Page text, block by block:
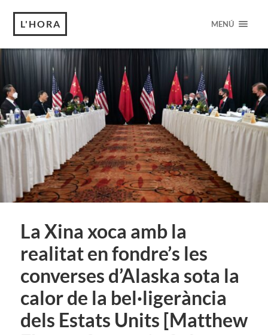
L'HORA MENÚ
La Xina xoca amb la
realitat en fondre’s les
converses d’Alaska sota la
calor de la bel·ligerància
dels Estats Units [Matthew